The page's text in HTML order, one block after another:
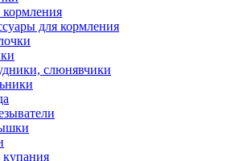
для кормления
слюнявчики